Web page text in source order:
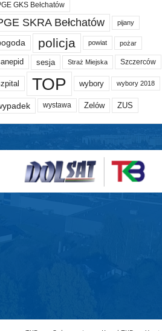
GKS Bełchatów
SKRA Bełchatów pijany
policja powiat pożar
sesja Straż Miejska Szczerców
TOP wybory wybory 2018
wystawa Zelów ZUS